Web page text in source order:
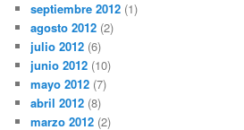
septiembre 2012 (1)
agosto 2012 (2)
julio 2012 (6)
junio 2012 (10)
mayo 2012 (7)
abril 2012 (8)
marzo 2012 (2)